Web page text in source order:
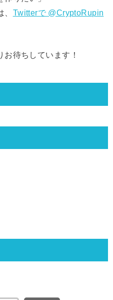
Twitterで @CryptoRupin
待ちしています！